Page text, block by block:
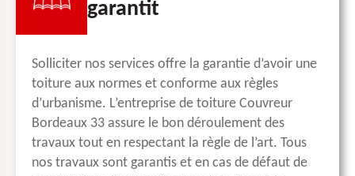
garantit
Solliciter nos services offre la garantie d’avoir une
toiture aux normes et conforme aux règles
d’urbanisme. L’entreprise de toiture Couvreur
Bordeaux 33 assure le bon déroulement des
travaux tout en respectant la règle de l’art. Tous
nos travaux sont garantis et en cas de défaut de